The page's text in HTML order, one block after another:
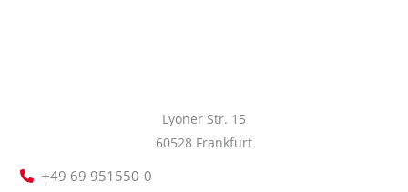
Lyoner Str. 15
60528 Frankfurt
+49 69 951550-0